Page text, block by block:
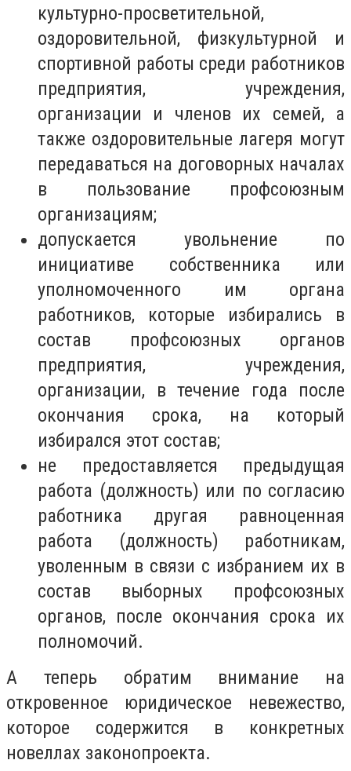
культурно-просветительной,
оздоровительной, физкультурной и
спортивной работы среди работников
предприятия, учреждения,
организации и членов их семей, а
также оздоровительные лагеря могут
передаваться на договорных началах
в пользование профсоюзным
организациям;
допускается увольнение по
инициативе собственника или
уполномоченного им органа
работников, которые избирались в
состав профсоюзных органов
предприятия, учреждения,
организации, в течение года после
окончания срока, на который
избирался этот состав;
не предоставляется предыдущая
работа (должность) или по согласию
работника другая равноценная
работа (должность) работникам,
уволенным в связи с избранием их в
состав выборных профсоюзных
органов, после окончания срока их
полномочий.
А теперь обратим внимание на
откровенное юридическое невежество,
которое содержится в конкретных
новеллах законопроекта.